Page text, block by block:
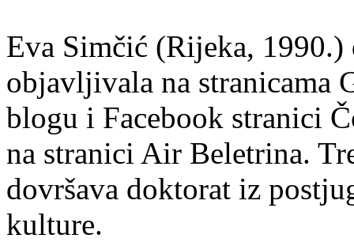
Eva Simčić (Rijeka, 1990.)
objavljivala na stranicama
blogu i Facebook stranici
na stranici Air Beletrina.
dovršava doktorat iz
kulture.